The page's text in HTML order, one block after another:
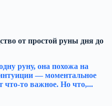
от простой руны дня до
руну, она похожа на
— моментальное
что-то важное. Но что,...